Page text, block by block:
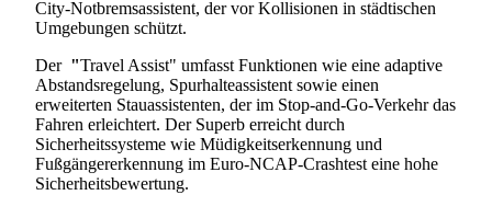
City-Notbremsassistent, der vor Kollisionen in städtischen
Umgebungen schützt.
Der "Travel Assist" umfasst Funktionen wie eine adaptive
Abstandsregelung, Spurhalteassistent sowie einen
erweiterten Stauassistenten, der im Stop-and-Go-Verkehr das
Fahren erleichtert. Der Superb erreicht durch
Sicherheitssysteme wie Müdigkeitserkennung und
Fußgängererkennung im Euro-NCAP-Crashtest eine hohe
Sicherheitsbewertung.